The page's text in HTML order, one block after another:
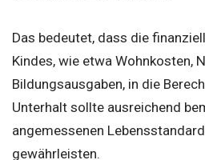
Das bedeutet, dass die
Kindes, wie etwa Wohnkosten,
Bildungsausgaben, in die
Unterhalt sollte ausreichend
angemessenen
gewährleisten.